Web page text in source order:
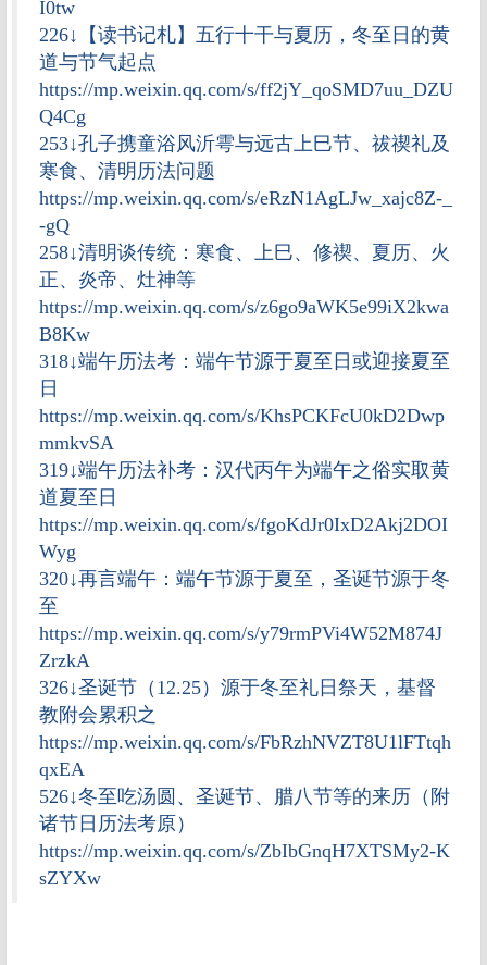
I0tw
226↓【读书记札】五行十干与夏历，冬至日的黄
道与节气起点
https://mp.weixin.qq.com/s/ff2jY_qoSMD7uu_DZU
Q4Cg
253↓孔子携童浴风沂雩与远古上巳节、祓禊礼及
寒食、清明历法问题
https://mp.weixin.qq.com/s/eRzN1AgLJw_xajc8Z-_
-gQ
258↓清明谈传统：寒食、上巳、修禊、夏历、火
正、炎帝、灶神等
https://mp.weixin.qq.com/s/z6go9aWK5e99iX2kwa
B8Kw
318↓端午历法考：端午节源于夏至日或迎接夏至
日
https://mp.weixin.qq.com/s/KhsPCKFcU0kD2Dwp
mmkvSA
319↓端午历法补考：汉代丙午为端午之俗实取黄
道夏至日
https://mp.weixin.qq.com/s/fgoKdJr0IxD2Akj2DOI
Wyg
320↓再言端午：端午节源于夏至，圣诞节源于冬
至
https://mp.weixin.qq.com/s/y79rmPVi4W52M874J
ZrzkA
326↓圣诞节（12.25）源于冬至礼日祭天，基督
教附会累积之
https://mp.weixin.qq.com/s/FbRzhNVZT8U1lFTtqh
qxEA
526↓冬至吃汤圆、圣诞节、腊八节等的来历（附
诸节日历法考原）
https://mp.weixin.qq.com/s/ZbIbGnqH7XTSMy2-K
sZYXw